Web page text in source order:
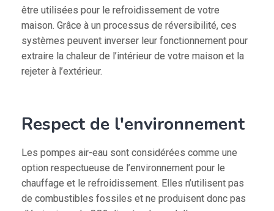
être utilisées pour le refroidissement de votre
maison. Grâce à un processus de réversibilité, ces
systèmes peuvent inverser leur fonctionnement pour
extraire la chaleur de l’intérieur de votre maison et la
rejeter à l’extérieur.
Respect de l'environnement
Les pompes air-eau sont considérées comme une
option respectueuse de l’environnement pour le
chauffage et le refroidissement. Elles n’utilisent pas
de combustibles fossiles et ne produisent donc pas